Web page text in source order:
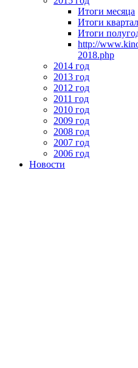
Итоги месяца
Итоги
Итоги
http://
2018.php
2014 год
2013 год
2012 год
2011 год
2010 год
2009 год
2008 год
2007 год
2006 год
Новости